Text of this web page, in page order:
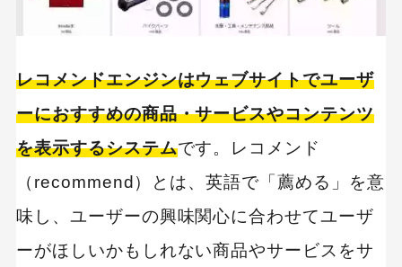
2、少カバー率問題がある
ASP型レコメンドエンジン
オープンソース型レコメンドエンジン
レコメンドエンジンの選び方、注意すべきポイン
自社ECサイトに必要な機能を把握する
レコメンドエンジンはウェブサイトでユーザ
ーにおすすめの商品・サービスやコンテンツ
を表示するシステムです。レコメンド
（recommend）とは、英語で「薦める」を意
味し、ユーザーの興味関心に合わせてユーザ
ーがほしいかもしれない商品やサービスをサ